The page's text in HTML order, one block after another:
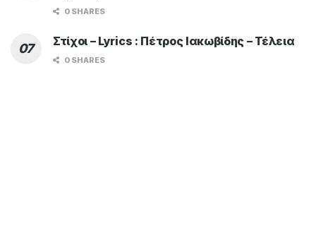
0 SHARES
Στίχοι – Lyrics : Πέτρος Ιακωβίδης – Τέλεια
0 SHARES